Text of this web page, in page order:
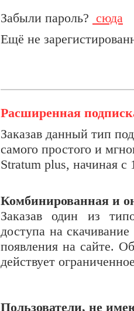
Забыли пароль? сюда
Ещё не
Расширенная
Заказав данный тип
самого простого и
Stratum plus, начиная с
Комбинированная и
Заказав один из
доступа на
появления на сайте.
действует
Пользователи, не